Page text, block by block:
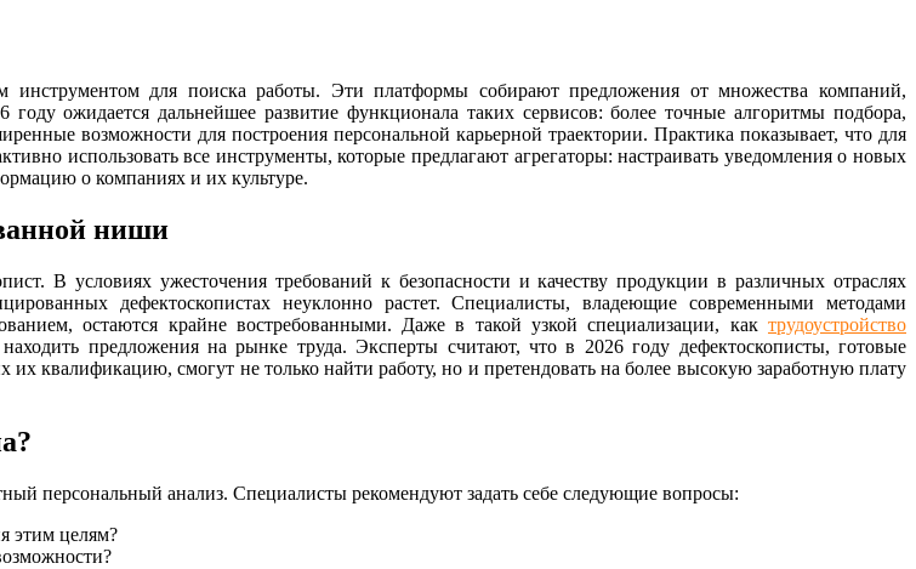
инструментом для поиска работы. Эти платформы собирают предложения от множества компаний,
ожидается дальнейшее развитие функционала таких сервисов: более точные алгоритмы подбора,
возможности для построения персональной карьерной траектории. Практика показывает, что для
использовать все инструменты, которые предлагают агрегаторы: настраивать уведомления о новых
о компаниях и их культуре.
ниши
В условиях ужесточения требований к безопасности и качеству продукции в различных отраслях
дефектоскопистах неуклонно растет. Специалисты, владеющие современными методами
остаются крайне востребованными. Даже в такой узкой специализации, как трудоустройство
предложения на рынке труда. Эксперты считают, что в 2026 году дефектоскописты, готовые
квалификацию, смогут не только найти работу, но и претендовать на более высокую заработную плату
персональный анализ. Специалисты рекомендуют задать себе следующие вопросы:
этим целям?